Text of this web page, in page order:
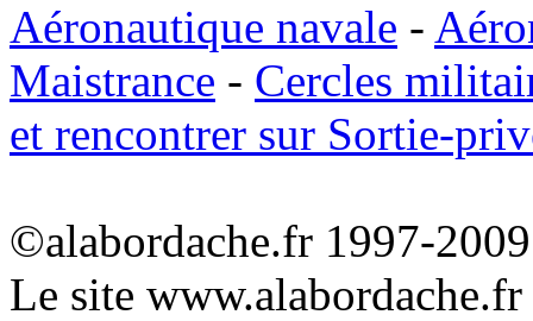
Aéronautique navale -
Maistrance - Cercles
et rencontrer sur Sortie-
©alabordache.fr 1997-
Le site